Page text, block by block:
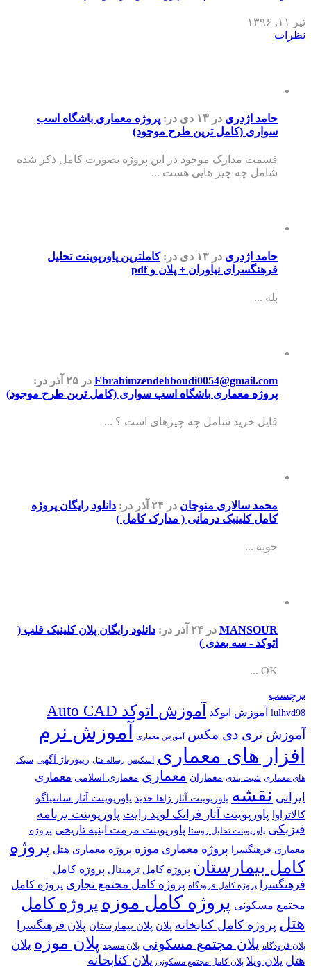
تیر ۱۱, ۱۳۹۶
نظرات
حامد اژدری در ۱۳ دی در: پروژه معماری باشگاه اسب
سواری (کامل ترین طرح موجود)
قسمت مدارک موجود در این پروژه بصورت کامل ذکر شده
شامل چه چیز هایی هست ...
حامد اژدری در ۱۳ دی در:کاملترین پاورپوینت تحلیل
فرهنگسرای نیاوران + پلان و pdf
بله ...
Ebrahimzendehboudi0054@gmail.com در ۲۵ آذر
در:
پروژه معماری باشگاه اسب سواری (کامل ترین طرح موجود)
فایل خرید شامل چه چیزهای است ؟ ...
محمد سالاری منوجان در ۲۴ آذر در: دانلود رایگان پروژه
کامل کلینیک درمانی ( مدارک کامل )
خوبه ...
MANSOUR در ۲۴ آذر در: دانلود رایگان پلان کلینیک قلب (
اتوکد - سه بعدی )
OK ...
برچسب
lulhvd98 آموزش اتوکد آموزش اتوکد Auto CAD
آموزش تری دی مکس آموزش معماری
آموزش نرم
افزار های معماری اسکیس رساله هتل ریپورتاژ آگهی سبک
های معماری شیت بندی معماران معماری معماری اسلامی معماری
ایرانی نقشه پاورپوینت آثار زاها حدید پاورپوینت آثار سانتیاگو
کالاتراوا پاورپوینت آثار فرانک لوید رایت پاورپوینت برنامه
فیزیکی پاورپوینت تحلیل روستا پاورپوینت مرمت ابنیه تاریخی پروژه
معماری فرهنگسرا پروژه معماری موزه پروژه معماری هتل پروژه
کامل بیمارستان پروژه کامل ترمینال پروژه کامل
فرهنگسرا
پروژه کامل فرودگاه پروژه کامل مجتمع تجاری پروژه کامل
مجتمع مسکونی پروژه کامل موزه پروژه کامل
هتل پروژه کامل کتابخانه پلان پلان بیمارستان پلان فرهنگسرا
پلان فرودگاه پلان مجتمع مسکونی پلان مسجد پلان موزه پلان
هتل پلان ویلا پلان کامل مجتمع مسکونی پلان کتابخانه